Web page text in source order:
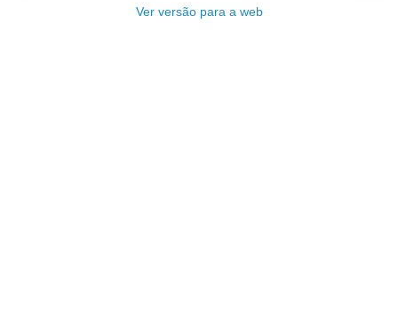
Ver versão para a web